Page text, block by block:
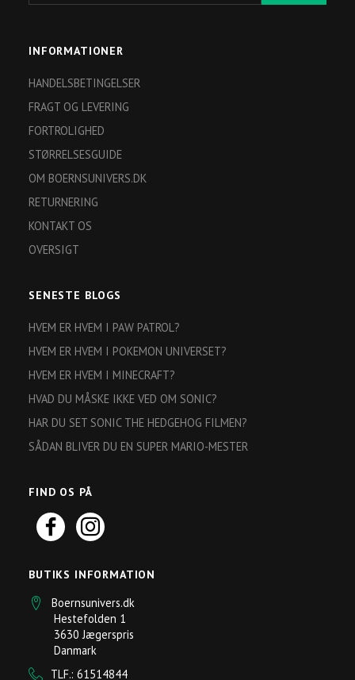
INFORMATIONER
HANDELSBETINGELSER
FRAGT OG LEVERING
FORTROLIGHED
STØRRELSESGUIDE
OM BOERNSUNIVERS.DK
RETURNERING
KONTAKT OS
OVERSIGT
SENESTE BLOGS
HVEM ER HVEM I PAW PATROL?
HVEM ER HVEM I POKEMON UNIVERSET?
HVEM ER HVEM I MINECRAFT?
HVAD DU MÅSKE IKKE VED OM SONIC?
HAR DU SET SONIC THE HEDGEHOG FILMEN?
SÅDAN BLIVER DU EN SUPER MARIO-MESTER
FIND OS PÅ
BUTIKS INFORMATION
Boernsunivers.dk
Hestefolden 1
3630 Jægerspris
Danmark
TLF.: 61514844